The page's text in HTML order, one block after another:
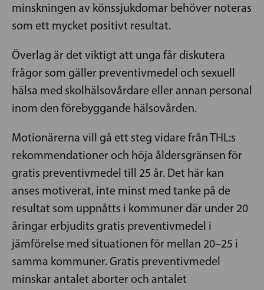
minskningen av könssjukdomar behöver noteras
som ett mycket positivt resultat.
Överlag är det viktigt att unga får diskutera
frågor som gäller preventivmedel och sexuell
hälsa med skolhälsovårdare eller annan personal
inom den förebyggande hälsovården.
Motionärerna vill gå ett steg vidare från THL:s
rekommendationer och höja åldersgränsen för
gratis preventivmedel till 25 år. Det här kan
anses motiverat, inte minst med tanke på de
resultat som uppnåtts i kommuner där under 20
åringar erbjudits gratis preventivmedel i
jämförelse med situationen för mellan 20–25 i
samma kommuner. Gratis preventivmedel
minskar antalet aborter och antalet